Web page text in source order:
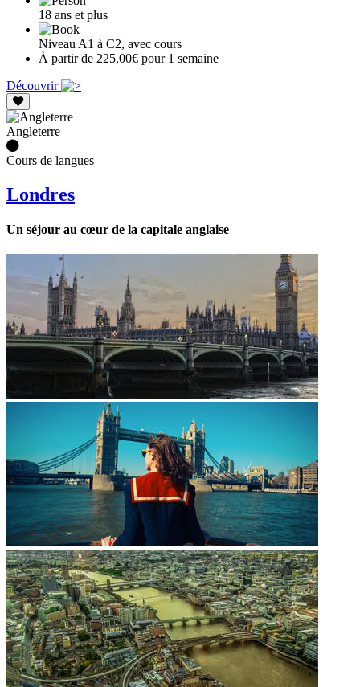
18 ans et plus
Niveau A1 à C2, avec cours
À partir de 225,00€ pour 1 semaine
Découvrir
Angleterre
Cours de langues
Londres
Un séjour au cœur de la capitale anglaise